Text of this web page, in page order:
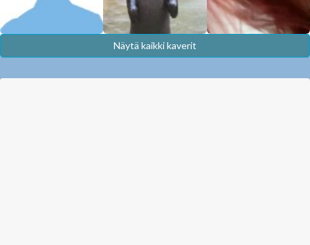
Näytä kaikki kaverit